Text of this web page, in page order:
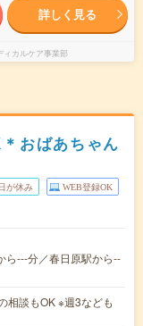
詳しく見る
カルケア事業部
おばあちゃん
が休み WEB登録OK
ら---分／春日原駅から--
相談もOK ※週3なども